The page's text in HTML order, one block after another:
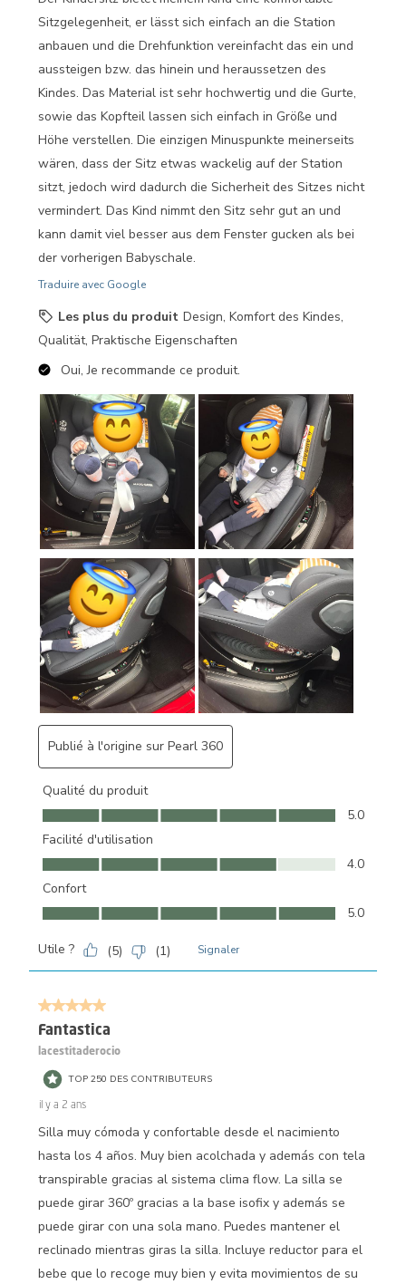
Sitzgelegenheit, er lässt sich einfach an die Station
anbauen und die Drehfunktion vereinfacht das ein und
aussteigen bzw. das hinein und heraussetzen des
Kindes. Das Material ist sehr hochwertig und die Gurte,
sowie das Kopfteil lassen sich einfach in Größe und
Höhe verstellen. Die einzigen Minuspunkte meinerseits
wären, dass der Sitz etwas wackelig auf der Station
sitzt, jedoch wird dadurch die Sicherheit des Sitzes nicht
vermindert. Das Kind nimmt den Sitz sehr gut an und
kann damit viel besser aus dem Fenster gucken als bei
der vorherigen Babyschale.
Traduire avec Google
Les plus du produit Design, Komfort des Kindes,
Qualität, Praktische Eigenschaften
Oui, Je recommande ce produit.
Publié à l'origine sur Pearl 360
Qualité du produit
Qualité du produit, 5.0 sur 5
5.0
Facilité d'utilisation
Facilité d'utilisation, 4.0 sur 5
4.0
Confort
Confort, 5.0 sur 5
5.0
Utile ? (5) (1) Signaler
5 sur 5 étoiles.
Fantastica
lacestitaderocio
TOP 250 DES CONTRIBUTEURS
il y a 2 ans
Silla muy cómoda y confortable desde el nacimiento
hasta los 4 años. Muy bien acolchada y además con tela
transpirable gracias al sistema clima flow. La silla se
puede girar 360º gracias a la base isofix y además se
puede girar con una sola mano. Puedes mantener el
reclinado mientras giras la silla. Incluye reductor para el
bebe que lo recoge muy bien y evita movimientos de su